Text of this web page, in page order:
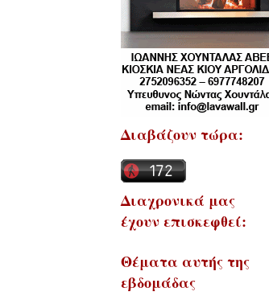
Διαβάζουν τώρα:
Διαχρονικά μας
έχουν επισκεφθεί:
Θέματα αυτής της
εβδομάδας